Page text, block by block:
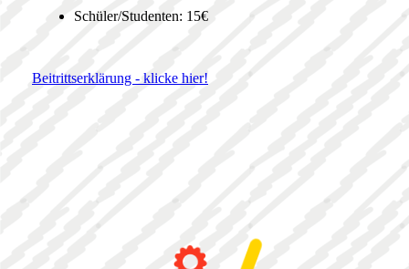
Schüler/Studenten: 15€
Beitrittserklärung - klicke hier!